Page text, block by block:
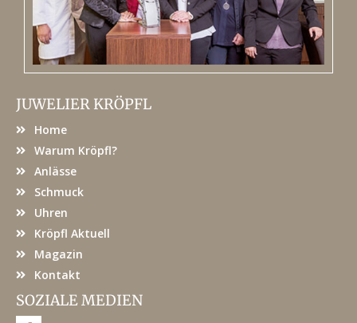
JUWELIER KRÖPFL
Home
Warum Kröpfl?
Anlässe
Schmuck
Uhren
Kröpfl Aktuell
Magazin
Kontakt
SOZIALE MEDIEN